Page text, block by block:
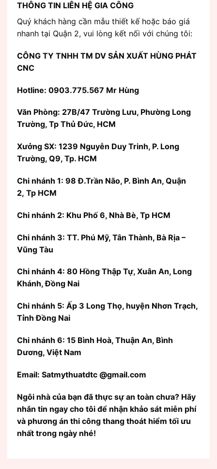
THÔNG TIN LIÊN HỆ GIA CÔNG
Quý khách hàng cần mẫu thiết kế hoặc báo giá
nhanh tại Quận 2, vui lòng kết nối với chúng tôi:
CÔNG TY TNHH TM DV SẢN XUẤT HÙNG PHÁT
CNC
Hotline: 0903.775.567 Mr Hùng
Văn Phòng: 27B/47 Trường Lưu, Phường Long
Trường, Tp Thủ Đức, HCM
Xưởng SX: 1239 Nguyễn Duy Trinh, P. Long
Trường, Q9, Tp. HCM
Chi nhánh 1: 98 Đ.Trần Não, P. Bình An, Quận
2, Tp HCM
Chi nhánh 2: Khu Phố 6, Nhà Bè, Tp HCM
Chi nhánh 3: TT. Phú Mỹ, Tân Thành, Bà Rịa –
Vũng Tàu
Chi nhánh 4: 80 Hồng Thập Tự, Xuân An, Long
Khánh, Đồng Nai
Chi nhánh 5: Ấp 3 Long Thọ, huyện Nhơn Trạch,
Tỉnh Đồng Nai
Chi nhánh 6: 15 Bình Hoà, Thuận An, Bình
Dương, Việt Nam
Email: Satmythuatdtc @gmail.com
Ngôi nhà của bạn đã thực sự an toàn chưa? Hãy
nhắn tin ngay cho tôi để nhận khảo sát miễn phí
và phương án thi công thang thoát hiểm tối ưu
nhất trong ngày nhé!